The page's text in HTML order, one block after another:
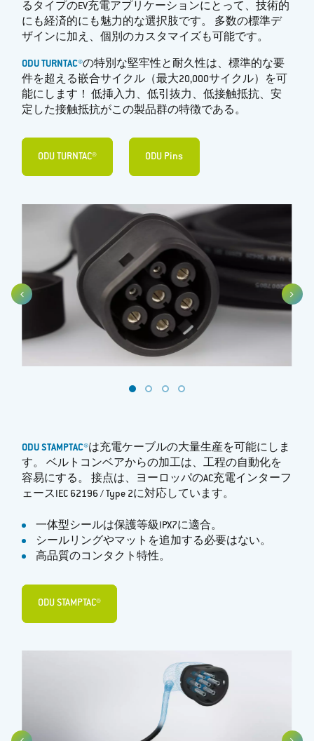
るタイプのEV充電アプリケーションにとって、技術的
にも経済的にも魅力的な選択肢です。 多数の標準デ
ザインに加え、個別のカスタマイズも可能です。
ODU TURNTAC®の特別な堅牢性と耐久性は、標準的な要
件を超える嵌合サイクル（最大20,000サイクル）を可
能にします！ 低挿入力、低引抜力、低接触抵抗、安
定した接触抵抗がこの製品群の特徴である。
ODU TURNTAC® ODU Pins
ODU STAMPTAC®は充電ケーブルの大量生産を可能にしま
す。 ベルトコンベアからの加工は、工程の自動化を
容易にする。 接点は、ヨーロッパのAC充電インターフ
ェースIEC 62196 / Type 2に対応しています。
一体型シールは保護等級IPX7に適合。
シールリングやマットを追加する必要はない。
高品質のコンタクト特性。
ODU STAMPTAC®